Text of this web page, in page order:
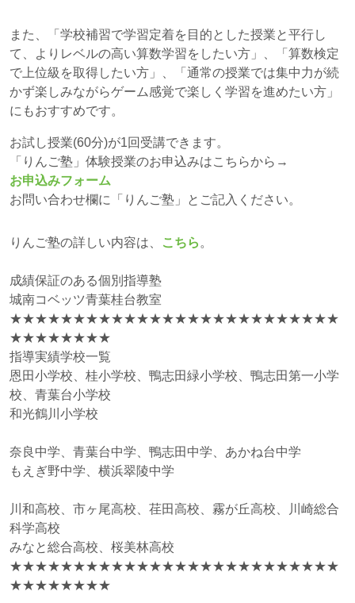
また、「学校補習で学習定着を目的とした授業と平行し
て、よりレベルの高い算数学習をしたい方」、「算数検定
で上位級を取得したい方」、「通常の授業では集中力が続
かず楽しみながらゲーム感覚で楽しく学習を進めたい方」
にもおすすめです。
お試し授業(60分)が1回受講できます。
「りんご塾」体験授業のお申込みはこちらから→
お申込みフォーム
お問い合わせ欄に「りんご塾」とご記入ください。
りんご塾の詳しい内容は、 こちら 。
成績保証のある個別指導塾
城南コベッツ青葉桂台教室
★★★★★★★★★★★★★★★★★★★★★★★★★★
★★★★★★★★
指導実績学校一覧
恩田小学校、桂小学校、鴨志田緑小学校、鴨志田第一小学
校、青葉台小学校
和光鶴川小学校
奈良中学、青葉台中学、鴨志田中学、あかね台中学
もえぎ野中学、横浜翠陵中学
川和高校、市ヶ尾高校、荏田高校、霧が丘高校、川崎総合
科学高校
みなと総合高校、桜美林高校
★★★★★★★★★★★★★★★★★★★★★★★★★★
★★★★★★★★